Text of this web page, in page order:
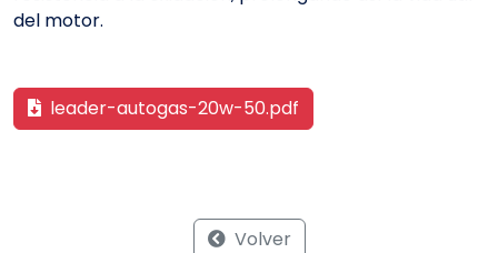
del motor.
leader-autogas-20w-50.pdf
Volver